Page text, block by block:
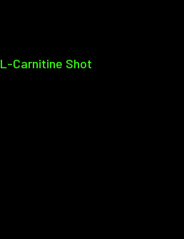
L-Carnitine Shot